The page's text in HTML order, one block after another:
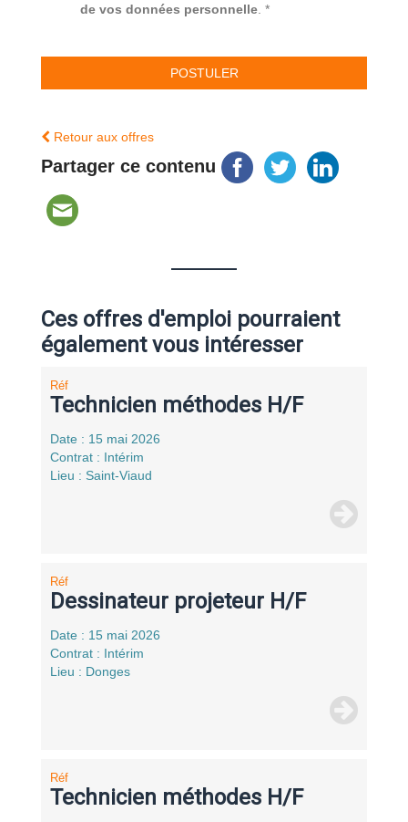
de vos données personnelle . *
Retour aux offres
Partager ce contenu
Ces offres d'emploi pourraient
également vous intéresser
Réf
Technicien méthodes H/F
Date : 15 mai 2026
Contrat : Intérim
Lieu : Saint-Viaud
Réf
Dessinateur projeteur H/F
Date : 15 mai 2026
Contrat : Intérim
Lieu : Donges
Réf
Technicien méthodes H/F